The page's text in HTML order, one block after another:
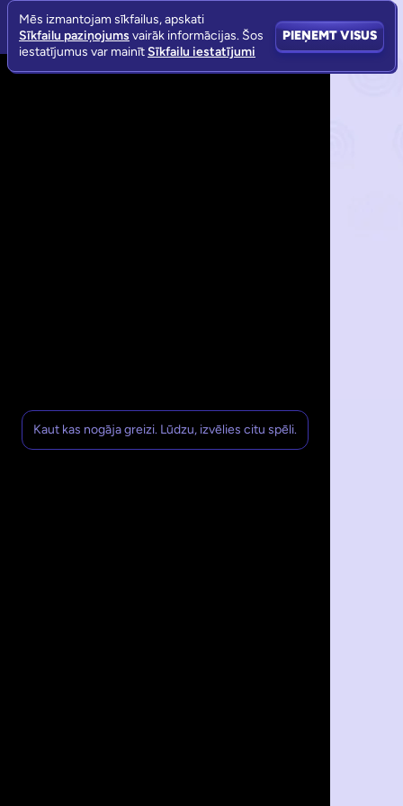
Kaut kas nogāja greizi. Lūdzu, izvēlies citu spēli.
Mēs izmantojam sīkfailus, apskati
Sīkfailu paziņojums vairāk informācijas. Šos
iestatījumus var mainītSīkfailu iestatījumi
PIEŅEMT VISUS